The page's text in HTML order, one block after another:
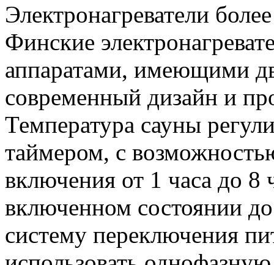
Электронагреватели
Финские
аппаратами, имеющими
современный дизайн и
Температура сауны
таймером, с
включения от 1 часа до 8
включенном состоянии
систему переключения